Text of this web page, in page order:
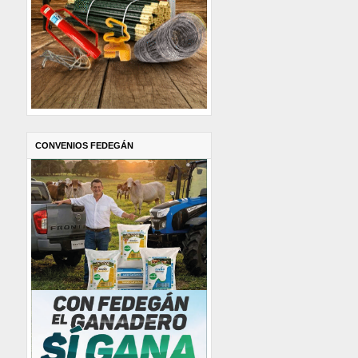
CONVENIOS FEDEGÁN